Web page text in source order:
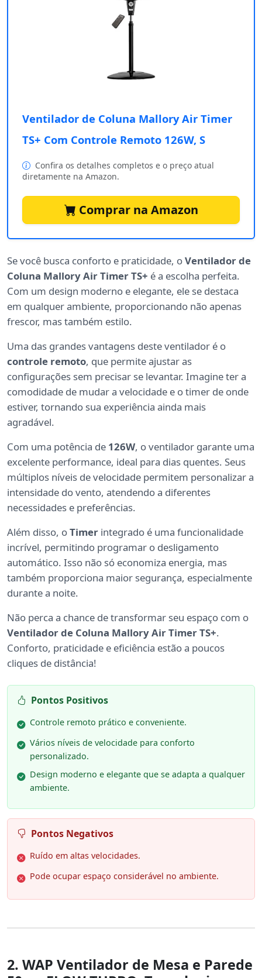
Ventilador de Coluna Mallory Air Timer
TS+ Com Controle Remoto 126W, S
Confira os detalhes completos e o preço atual
diretamente na Amazon.
Comprar na Amazon
Se você busca conforto e praticidade, oVentilador de
Coluna Mallory Air Timer TS+ é a escolha perfeita.
Com um design moderno e elegante, ele se destaca
em qualquer ambiente, proporcionando não apenas
frescor, mas também estilo.
Uma das grandes vantagens deste ventilador é o
controle remoto, que permite ajustar as
configurações sem precisar se levantar. Imagine ter a
comodidade de mudar a velocidade e o timer de onde
estiver, tornando sua experiência ainda mais
agradável.
Com uma potência de 126W, o ventilador garante uma
excelente performance, ideal para dias quentes. Seus
múltiplos níveis de velocidade permitem personalizar a
intensidade do vento, atendendo a diferentes
necessidades e preferências.
Além disso, oTimer integrado é uma funcionalidade
incrível, permitindo programar o desligamento
automático. Isso não só economiza energia, mas
também proporciona maior segurança, especialmente
durante a noite.
Não perca a chance de transformar seu espaço com o
Ventilador de Coluna Mallory Air Timer TS+.
Conforto, praticidade e eficiência estão a poucos
cliques de distância!
Pontos Positivos
Controle remoto prático e conveniente.
Vários níveis de velocidade para conforto
personalizado.
Design moderno e elegante que se adapta a qualquer
ambiente.
Pontos Negativos
Ruído em altas velocidades.
Pode ocupar espaço considerável no ambiente.
2. WAP Ventilador de Mesa e Parede